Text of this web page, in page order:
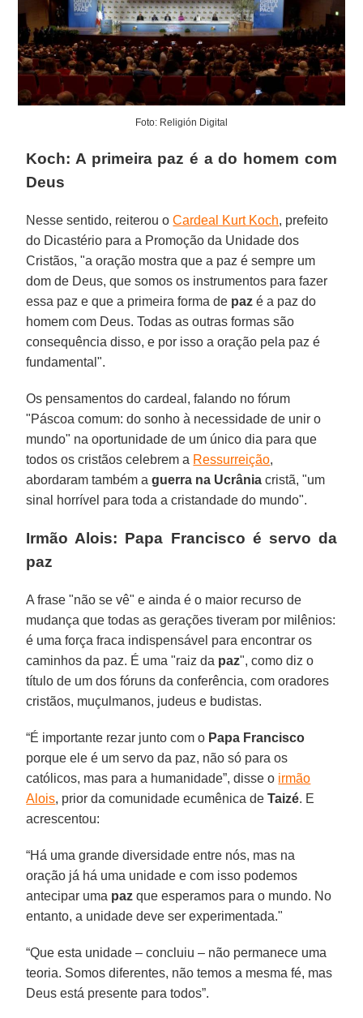
Foto: Religión Digital
Koch: A primeira paz é a do homem com
Deus
Nesse sentido, reiterou oCardeal Kurt Koch, prefeito
do Dicastério para a Promoção da Unidade dos
Cristãos, "a oração mostra que a paz é sempre um
dom de Deus, que somos os instrumentos para fazer
essa paz e que a primeira forma de paz é a paz do
homem com Deus. Todas as outras formas são
consequência disso, e por isso a oração pela paz é
fundamental".
Os pensamentos do cardeal, falando no fórum
"Páscoa comum: do sonho à necessidade de unir o
mundo" na oportunidade de um único dia para que
todos os cristãos celebrem a Ressurreição,
abordaram também aguerra na Ucrânia cristã, "um
sinal horrível para toda a cristandade do mundo".
Irmão Alois: Papa Francisco é servo da
paz
A frase "não se vê" e ainda é o maior recurso de
mudança que todas as gerações tiveram por milênios:
é uma força fraca indispensável para encontrar os
caminhos da paz. É uma "raiz da paz", como diz o
título de um dos fóruns da conferência, com oradores
cristãos, muçulmanos, judeus e budistas.
“É importante rezar junto com o Papa Francisco
porque ele é um servo da paz, não só para os
católicos, mas para a humanidade”, disse o irmão
Alois, prior da comunidade ecumênica deTaizé. E
acrescentou:
“Há uma grande diversidade entre nós, mas na
oração já há uma unidade e com isso podemos
antecipar uma paz que esperamos para o mundo. No
entanto, a unidade deve ser experimentada."
“Que esta unidade – concluiu – não permanece uma
teoria. Somos diferentes, não temos a mesma fé, mas
Deus está presente para todos”.